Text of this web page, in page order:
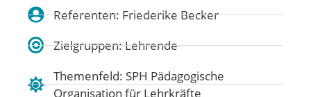
Referenten: Friederike Becker
Zielgruppen: Lehrende
Themenfeld: SPH Pädagogische
Organisation für Lehrkräfte